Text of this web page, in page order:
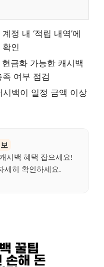
정 내 ‘적립 내역’에
인
현금화 가능한 캐시백
여부 점검
시백이 일정 금액 이상
시백 혜택 잡으세요!
세히 확인하세요.